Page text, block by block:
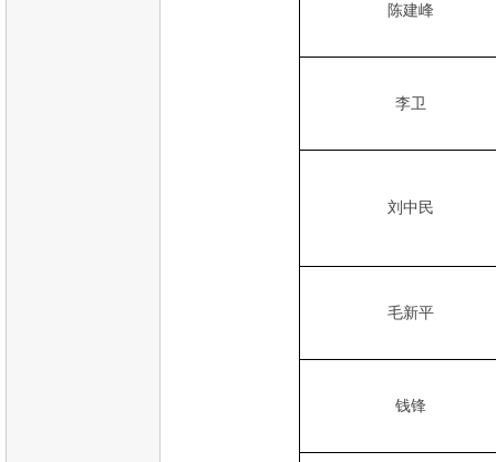
陈建峰
李卫
刘中民
毛新平
钱锋